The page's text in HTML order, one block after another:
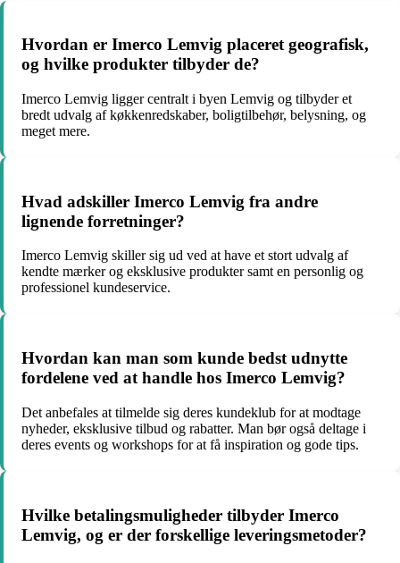
Hvordan er Imerco Lemvig placeret geografisk,
og hvilke produkter tilbyder de?
Imerco Lemvig ligger centralt i byen Lemvig og tilbyder et
bredt udvalg af køkkenredskaber, boligtilbehør, belysning, og
meget mere.
Hvad adskiller Imerco Lemvig fra andre
lignende forretninger?
Imerco Lemvig skiller sig ud ved at have et stort udvalg af
kendte mærker og eksklusive produkter samt en personlig og
professionel kundeservice.
Hvordan kan man som kunde bedst udnytte
fordelene ved at handle hos Imerco Lemvig?
Det anbefales at tilmelde sig deres kundeklub for at modtage
nyheder, eksklusive tilbud og rabatter. Man bør også deltage i
deres events og workshops for at få inspiration og gode tips.
Hvilke betalingsmuligheder tilbyder Imerco
Lemvig, og er der forskellige leveringsmetoder?